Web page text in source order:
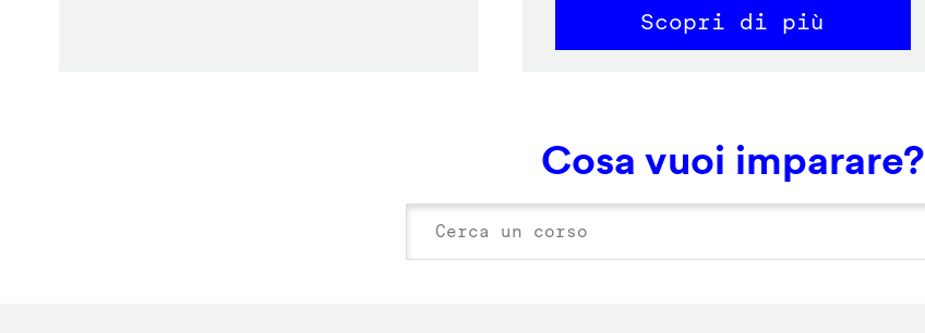
Scopri di più
Cosa vuoi imparare?